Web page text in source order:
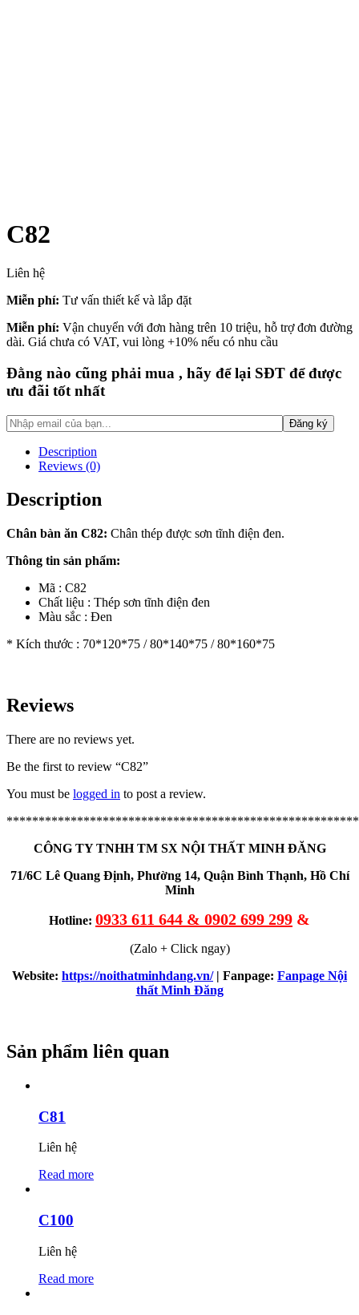
C82
Liên hệ
Miễn phí: Tư vấn thiết kế và lắp đặt
Miễn phí: Vận chuyển với đơn hàng trên 10 triệu, hỗ trợ đơn đường
dài. Giá chưa có VAT, vui lòng +10% nếu có nhu cầu
Đằng nào cũng phải mua , hãy để lại SĐT để được
ưu đãi tốt nhất
Description
Reviews (0)
Description
Chân bàn ăn C82: Chân thép được sơn tĩnh điện đen.
Thông tin sản phẩm:
Mã : C82
Chất liệu : Thép sơn tĩnh điện đen
Màu sắc : Đen
* Kích thước : 70*120*75 / 80*140*75 / 80*160*75
Reviews
There are no reviews yet.
Be the first to review “C82”
You must be logged in to post a review.
CÔNG TY TNHH TM SX NỘI THẤT MINH ĐĂNG
71/6C Lê Quang Định, Phường 14, Quận Bình Thạnh, Hồ Chí
Minh
Hotline: 0933 611 644 & 0902 699 299 &
(Zalo + Click ngay)
Website: https://noithatminhdang.vn/ | Fanpage: Fanpage Nội
thất Minh Đăng
Sản phẩm liên quan
C81
Liên hệ
Read more
C100
Liên hệ
Read more